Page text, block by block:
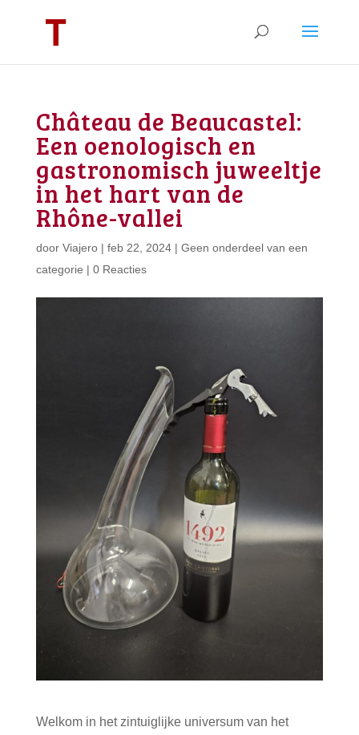
Château de Beaucastel:
Een oenologisch en
gastronomisch juweeltje
in het hart van de
Rhône-vallei
door Viajero| feb 22, 2024| Geen onderdeel van een
categorie | 0 Reacties
Welkom in het zintuiglijke universum van het